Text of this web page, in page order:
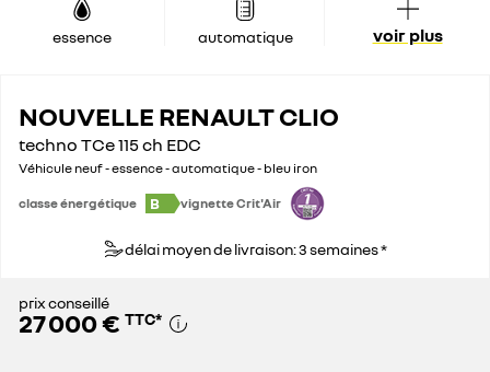
essence automatique voir plus
NOUVELLE RENAULT CLIO
techno TCe 115 ch EDC
Véhicule neuf - essence - automatique - bleu iron
classe énergétique B vignette Crit'Air
délai moyen de livraison: 3 semaines *
prix conseillé
27 000 € TTC*